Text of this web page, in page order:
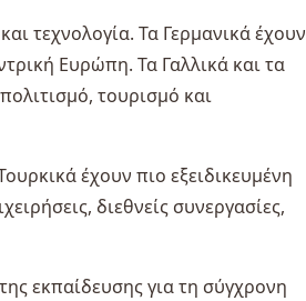
τεχνολογία. Τα Γερμανικά έχουν
Ευρώπη. Τα Γαλλικά και τα
τουρισμό και
έχουν πιο εξειδικευμένη
διεθνείς συνεργασίες,
εκπαίδευσης για τη σύγχρονη